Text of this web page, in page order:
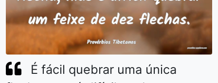
É fácil quebrar uma única